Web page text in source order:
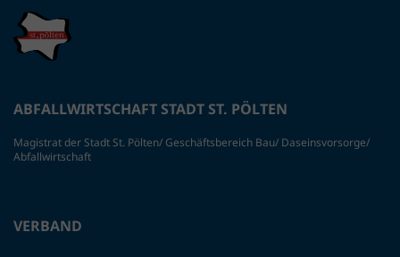
ABFALLWIRTSCHAFT STADT ST. PÖLTEN
Magistrat der Stadt St. Pölten/ Geschäftsbereich Bau/ Daseinsvorsorge/
Abfallwirtschaft
VERBAND